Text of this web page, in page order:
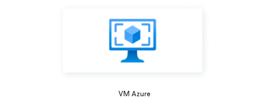
VM Azure